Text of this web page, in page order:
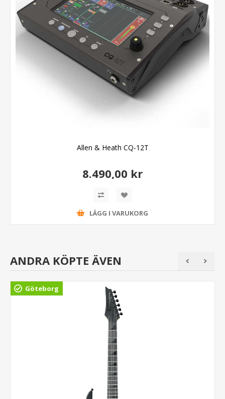
Allen & Heath CQ-12T
8.490,00 kr
LÄGG I VARUKORG
ANDRA KÖPTE ÄVEN
Göteborg